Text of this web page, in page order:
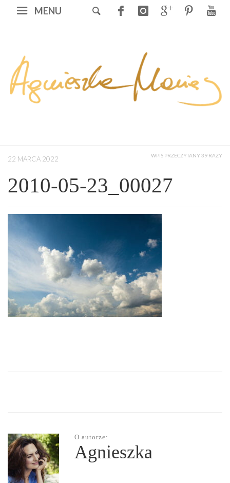
MENU
22 MARCA 2022 WPIS PRZECZYTANY 39 RAZY
2010-05-23_00027
O autorze:
Agnieszka